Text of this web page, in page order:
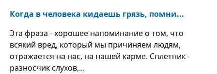
Когда в человека кидаешь грязь, помни...
Эта фраза - хорошее напоминание о том, что
всякий вред, который мы причиняем людям,
отражается на нас, на нашей карме. Сплетник -
разносчик слухов,...